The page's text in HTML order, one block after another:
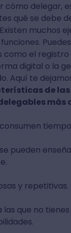
cómo delegar,
qué se debe
muchos
Puedes
como el registro
digital o la
Aquí te
de las
más
pueden
y repetitivas.
las que no tienes